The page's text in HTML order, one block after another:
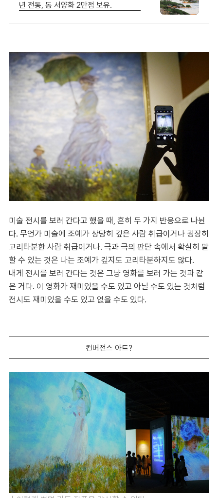
년 전통, 동 서양화 2만점 보유.
미술 전시를 보러 간다고 했을 때, 흔히 두 가지 반응으로 나뉜
다. 무언가 미술에 조예가 상당히 깊은 사람 취급이거나 굉장히
고리타분한 사람 취급이거나. 극과 극의 판단 속에서 확실히 말
할 수 있는 것은 나는 조예가 깊지도 고리타분하지도 않다.
내게 전시를 보러 간다는 것은 그냥 영화를 보러 가는 것과 같
은 거다. 이 영화가 재미있을 수도 있고 아닐 수도 있는 것처럼
전시도 재미있을 수도 있고 없을 수도 있다.
컨버전스 아트?